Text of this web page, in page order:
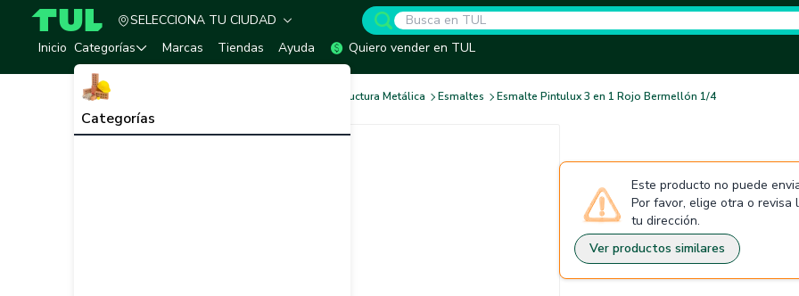
TUL - Tu Marketplace de Construcción
SELECCIONA TU CIUDAD
Inicio Categorías
Categorías
Marcas Tiendas Ayuda Quiero vender en TUL
Pinturas para Estructura Metálica Esmaltes Esmalte Pintulux 3 en 1 Rojo Bermellón 1/4
Este producto no puede
Por favor, elige otra o revisa
tu dirección.
Ver productos similares